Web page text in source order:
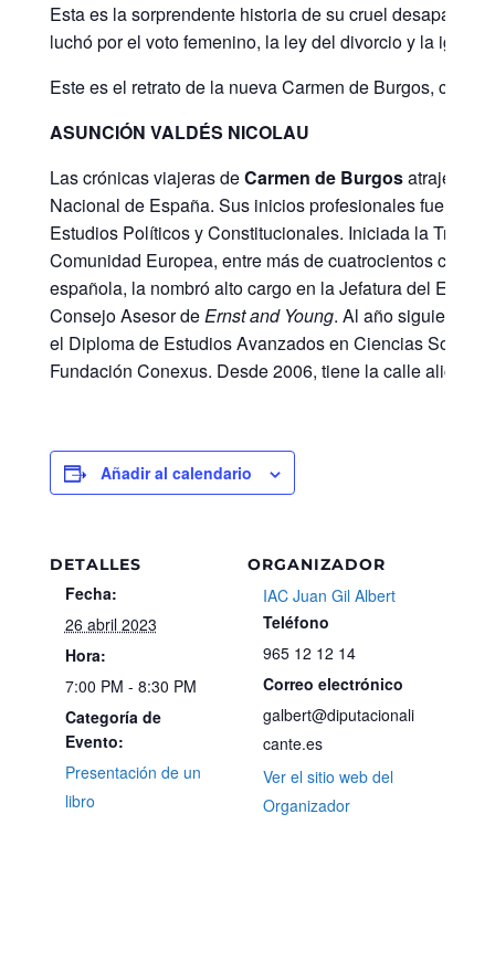
Esta es la sorprendente historia de su cruel
luchó por el voto femenino, la ley del divorcio y la
Este es el retrato de la nueva Carmen de Burgos, con
ASUNCIÓN VALDÉS NICOLAU
Las crónicas viajeras deCarmen de Burgosatrajeron a
Nacional de España. Sus inicios profesionales fueron
Estudios Políticos y Constitucionales. Iniciada la
Comunidad Europea, entre más de cuatrocientos
española, la nombró alto cargo en la Jefatura del
Consejo Asesor deErnst and Young. Al año siguiente,
el Diploma de Estudios Avanzados en Ciencias
Fundación Conexus. Desde 2006, tiene la calle
Añadir al calendario
DETALLES
Fecha:
26 abril 2023
Hora:
7:00 PM - 8:30 PM
Categoría de
Evento:
Presentación de un
libro
ORGANIZADOR
IAC Juan Gil Albert
Teléfono
965 12 12 14
Correo electrónico
galbert@diputacionali
cante.es
Ver el sitio web del
Organizador